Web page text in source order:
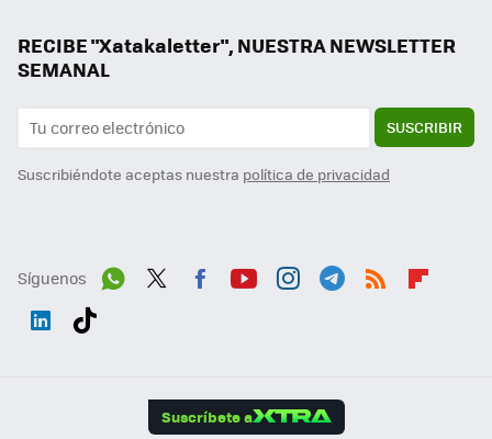
RECIBE "Xatakaletter", NUESTRA NEWSLETTER
SEMANAL
SUSCRIBIR
Suscribiéndote aceptas nuestra política de privacidad
Síguenos
Suscríbete a